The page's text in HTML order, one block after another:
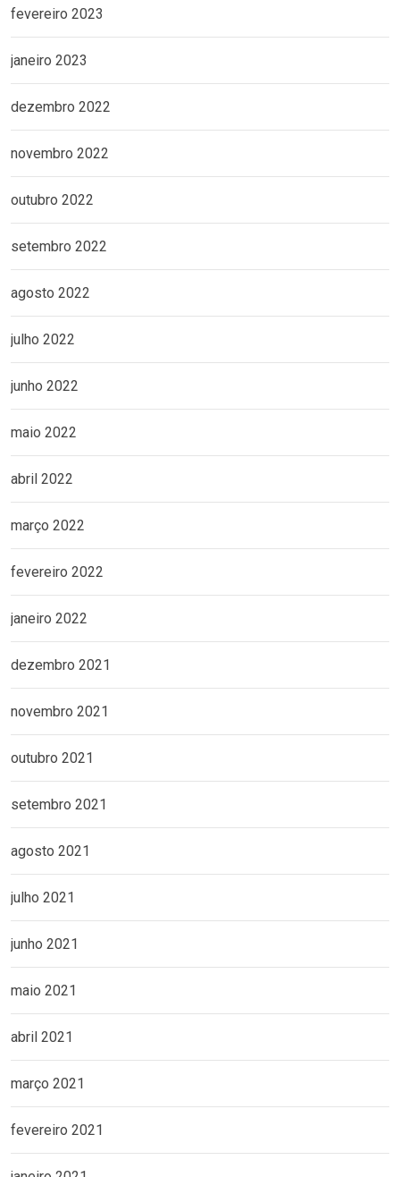
fevereiro 2023
janeiro 2023
dezembro 2022
novembro 2022
outubro 2022
setembro 2022
agosto 2022
julho 2022
junho 2022
maio 2022
abril 2022
março 2022
fevereiro 2022
janeiro 2022
dezembro 2021
novembro 2021
outubro 2021
setembro 2021
agosto 2021
julho 2021
junho 2021
maio 2021
abril 2021
março 2021
fevereiro 2021